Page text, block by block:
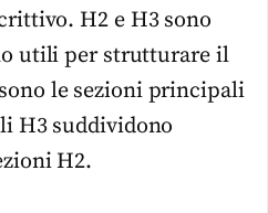
H2 e H3 sono
utili per strutturare il
le sezioni principali
H3 suddividono
H2.